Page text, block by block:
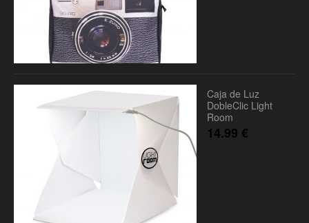
Caja de Luz
DobleClic Light
Room
14.99 €